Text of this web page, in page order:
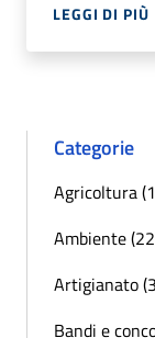
LEGGI DI PIÙ
Categorie
Agricoltura
Ambiente
Artigianato
Bandi e